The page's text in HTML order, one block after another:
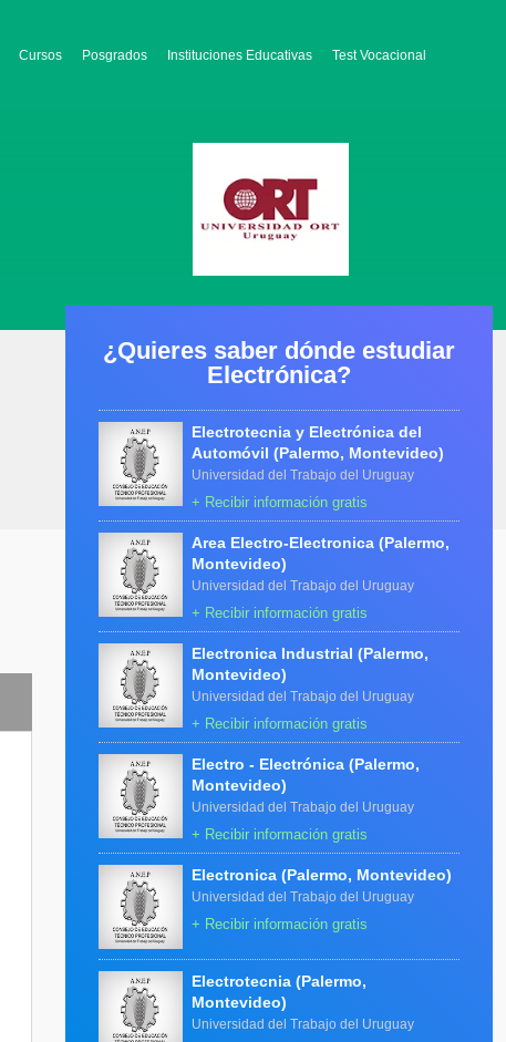
Cursos Posgrados Instituciones Educativas Test Vocacional
¿Quieres saber dónde estudiar
Electrónica?
Electrotecnia y Electrónica del
Automóvil (Palermo, Montevideo)
Universidad del Trabajo del Uruguay
+ Recibir información gratis
Area Electro-Electronica (Palermo,
Montevideo)
Universidad del Trabajo del Uruguay
+ Recibir información gratis
Electronica Industrial (Palermo,
Montevideo)
Universidad del Trabajo del Uruguay
+ Recibir información gratis
Electro - Electrónica (Palermo,
Montevideo)
Universidad del Trabajo del Uruguay
+ Recibir información gratis
Electronica (Palermo, Montevideo)
Universidad del Trabajo del Uruguay
+ Recibir información gratis
Electrotecnia (Palermo,
Montevideo)
Universidad del Trabajo del Uruguay